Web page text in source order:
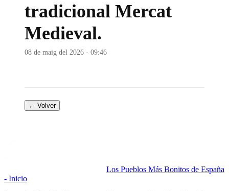
tradicional Mercat
Medieval.
08 de maig del 2026 · 09:46
← Volver
Los Pueblos Más Bonitos de España
- Inicio